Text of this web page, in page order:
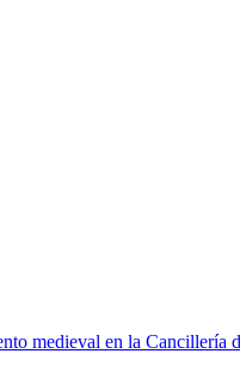
medieval en la Cancillería